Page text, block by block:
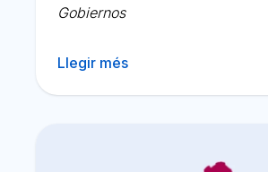
Gobiernos
Llegir més